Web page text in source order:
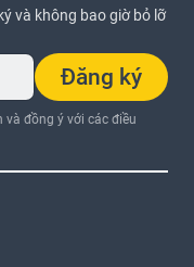
và không bao giờ bỏ lỡ
Đăng ký
và đồng ý với các điều